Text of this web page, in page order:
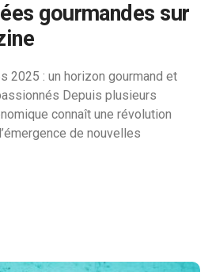
gourmandes sur
2025 : un horizon gourmand et
Depuis plusieurs
connaît une révolution
de nouvelles